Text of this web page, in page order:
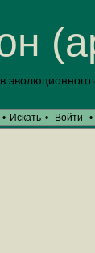
эволюционного
• Искать • Войти •